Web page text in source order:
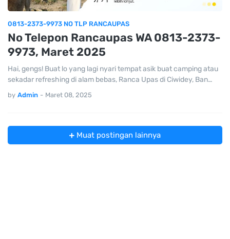
0813-2373-9973 NO TLP RANCAUPAS
No Telepon Rancaupas WA 0813-2373-
9973, Maret 2025
Hai, gengs! Buat lo yang lagi nyari tempat asik buat camping atau
sekadar refreshing di alam bebas, Ranca Upas di Ciwidey, Ban…
by Admin - Maret 08, 2025
Muat postingan lainnya